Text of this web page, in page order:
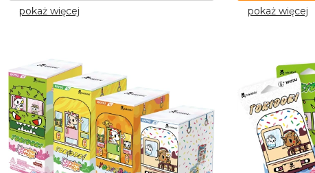
pokaż więcej pokaż więcej